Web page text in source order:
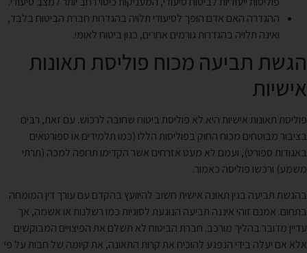
ההגדרה האם אדם הופך לסיעודי תלויה בהגדרות חברת הביטוח בלבד,
ואינה תלויה בהגדרות גורמים אחרים, כגון ביטוח לאומי.
הגשת תביעה מכוח פוליסת תאונות
אישיות
פוליסת תאונות אישיות היא לא פוליסת ביטוח שחובה לרכוש. עם זאת, רבים
בציבור מבוטחים מכוח החוק בפוליסות הללו (כמו תלמידים או ספורטאים
באגודות ספורט), ועמם לא מעט אזרחים אשר הקדימו תרופה למכה (תרתי
משמע) ורכשו פוליסה כאמור.
בהגשת תביעה בגין תאונה אישית חשוב להיוועץ בהקדם עם עורך דין המומחה
בתחום. אמנם זוהי איננה תביעה הנוגעת לסוגיות כמו רשלנות או אשמה, אך
עדיין מדובר בהליך מורכב. חברת הביטוח לא תשלם את הפיצויים המבוקשים
אלא אם יעלה בידי הנפגע להוכיח את קרות התאונה, את קיומה של חבות על פי